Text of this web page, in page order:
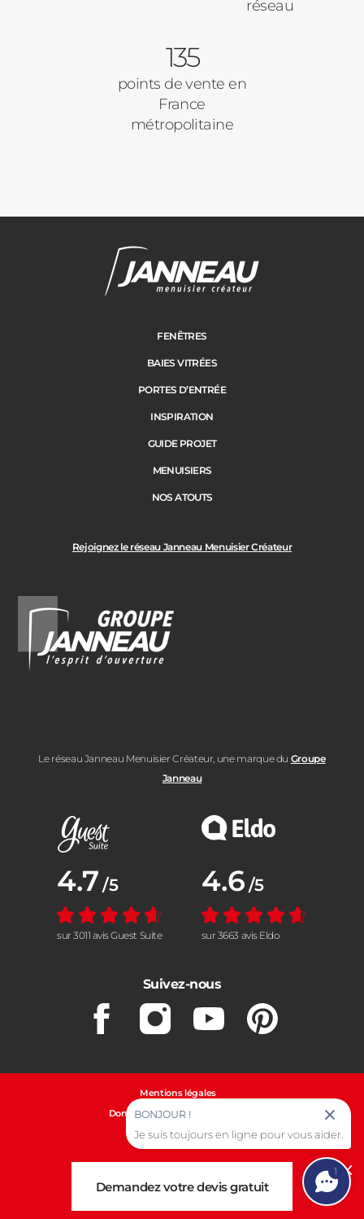
réseau
135
points de vente en
France
métropolitaine
Rejoignez le réseau Janneau Menuisier Créateur
Le réseau Janneau Menuisier Créateur, une marque du Groupe
Janneau
FENÊTRES
BAIES VITRÉES
PORTES D’ENTRÉE
INSPIRATION
GUIDE PROJET
MENUISIERS
NOS ATOUTS
Janneau Menuisier Créateur
Note moyenne :
4.7 /5
sur 3011 avis Guest Suite
Note moyenne :
4.6 /5
sur 3663 avis Eldo
Suivez-nous
FacebookInstagramYoutubePinterest
Mentions légales
Données personnelles et cookies
Gestion des cookies
Demandez votre devis gratuit
1
BONJOUR !
Je suis toujours en ligne pour vous aider.